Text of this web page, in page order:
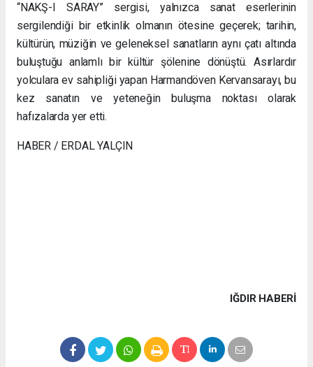
“NAKŞ-I SARAY” sergisi, yalnızca sanat eserlerinin
sergilendiği bir etkinlik olmanın ötesine geçerek; tarihin,
kültürün, müziğin ve geleneksel sanatların aynı çatı altında
buluştuğu anlamlı bir kültür şölenine dönüştü. Asırlardır
yolculara ev sahipliği yapan Harmandöven Kervansarayı, bu
kez sanatın ve yeteneğin buluşma noktası olarak
hafızalarda yer etti.
HABER / ERDAL YALÇIN
IĞDIR HABERİ